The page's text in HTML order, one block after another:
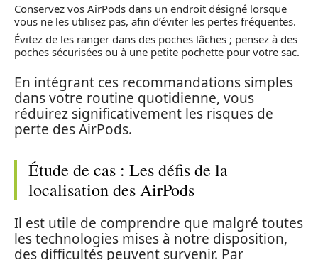
Conservez vos AirPods dans un endroit désigné lorsque
vous ne les utilisez pas, afin d’éviter les pertes fréquentes.
Évitez de les ranger dans des poches lâches ; pensez à des
poches sécurisées ou à une petite pochette pour votre sac.
En intégrant ces recommandations simples
dans votre routine quotidienne, vous
réduirez significativement les risques de
perte des AirPods.
Étude de cas : Les défis de la
localisation des AirPods
Il est utile de comprendre que malgré toutes
les technologies mises à notre disposition,
des difficultés peuvent survenir. Par